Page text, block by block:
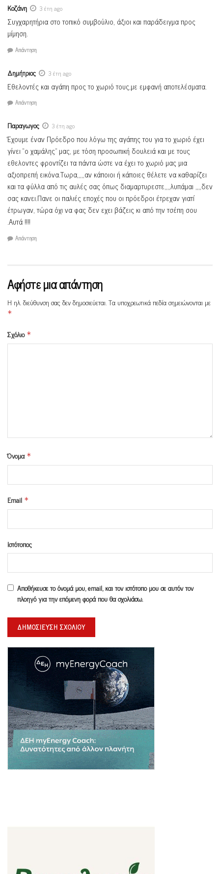
Κοζάνη 3 έτη ago
Συγχαρητήρια στο τοπικό συμβούλιο, άξιοι και παράδειγμα προς
μίμηση.
Απάντηση
Δημήτριος 3 έτη ago
Εθελοντές και αγάπη προς το χωριό τους,με εμφανή αποτελέσματα.
Απάντηση
Παραγωγος 3 έτη ago
Έχουμε έναν Πρόεδρο που λόγω της αγάπης του για το χωριό έχει
γίνει “ο χαμάλης” μας, με τόση προσωπική δουλειά και με τους
εθελοντες φροντίζει τα πάντα ώστε να έχει το χωριό μας μια
αξιοπρεπή εικόνα.Τωρα,,,,,αν κάποιοι ή κάποιες θέλετε να καθαρίζει
και τα φύλλα από τις αυλές σας όπως διαμαρτυρεστε,,,,λυπάμαι ,,,,δεν
σας κανει.Πανε οι παλιές εποχές που οι πρόεδροι έτρεχαν γιατί
έτρωγαν, τώρα όχι να φας δεν εχει βάζεις κι από την τσέπη σου
.Αυτά !!!!
Απάντηση
Αφήστε μια απάντηση
Η ηλ. διεύθυνση σας δεν δημοσιεύεται. Τα υποχρεωτικά πεδία σημειώνονται με
*
Σχόλιο *
Όνομα *
Email *
Ιστότοπος
Αποθήκευσε το όνομά μου, email, και τον ιστότοπο μου σε αυτόν τον
πλοηγό για την επόμενη φορά που θα σχολιάσω.